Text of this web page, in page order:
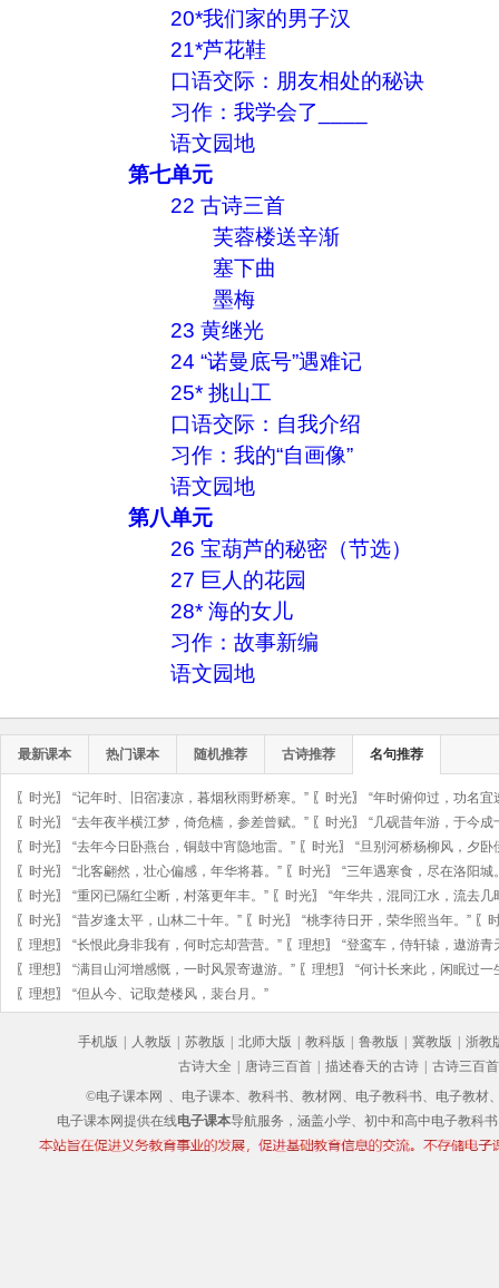
20*我们家的男子汉
21*芦花鞋
口语交际：朋友相处的秘诀
习作：我学会了____
语文园地
第七单元
22 古诗三首
芙蓉楼送辛渐
塞下曲
墨梅
23 黄继光
24 “诺曼底号”遇难记
25* 挑山工
口语交际：自我介绍
习作：我的“自画像”
语文园地
第八单元
26 宝葫芦的秘密（节选）
27 巨人的花园
28* 海的女儿
习作：故事新编
语文园地
最新课本 热门课本 随机推荐 古诗推荐 名句推荐
〖 时光〗 “记年时、旧宿凄凉，暮烟秋雨野桥寒。” 〖 时光〗 “年时俯仰过，功名宜
〖 时光〗 “去年夜半横江梦，倚危樯，参差曾赋。” 〖 时光〗 “几砚昔年游，于今成
〖 时光〗 “去年今日卧燕台，铜鼓中宵隐地雷。” 〖 时光〗 “旦别河桥杨柳风，夕卧
〖 时光〗 “北客翩然，壮心偏感，年华将暮。” 〖 时光〗 “三年遇寒食，尽在洛阳城
〖 时光〗 “重冈已隔红尘断，村落更年丰。” 〖 时光〗 “年华共，混同江水，流去几
〖 时光〗 “昔岁逢太平，山林二十年。” 〖 时光〗 “桃李待日开，荣华照当年。” 〖
〖 理想〗 “长恨此身非我有，何时忘却营营。” 〖 理想〗 “登鸾车，侍轩辕，遨游青
〖 理想〗 “满目山河增感慨，一时风景寄遨游。” 〖 理想〗 “何计长来此，闲眠过一
〖 理想〗 “但从今、记取楚楼风，裴台月。”
手机版 | 人教版 | 苏教版 | 北师大版 | 教科版 | 鲁教版 | 冀教版 | 浙教
古诗大全 | 唐诗三百首 | 描述春天的古诗 | 古诗三百首
©电子课本网
、电子课本、教科书、教材网、电子教科书、电子教
电子课本网提供在线电子课本导航服务，涵盖小学、初中和高中电子教科